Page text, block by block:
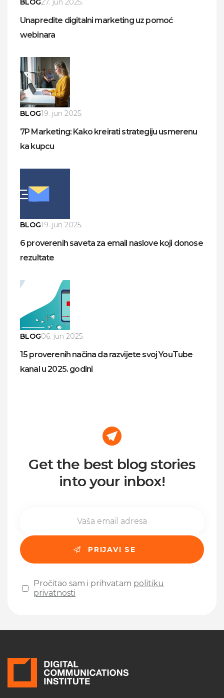
BLOG27. jun 2025.
Unapredite digitalni marketing uz pomoć
webinara
BLOG19. jun 2025.
7P Marketing: Kako kreirati strategiju usmerenu
ka kupcu
BLOG19. jun 2025.
6 proverenih saveta za email naslove koji donose
rezultate
BLOG06. jun 2025.
15 proverenih načina da razvijete svoj YouTube
kanal u 2025. godini
Get the best blog stories
into your inbox!
Pročitao sam i prihvatam politiku
privatnosti